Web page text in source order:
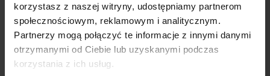
korzystasz z naszej witryny, udostępniamy partnerom
społecznościowym, reklamowym i analitycznym.
Partnerzy mogą połączyć te informacje z innymi danymi
otrzymanymi od Ciebie lub uzyskanymi podczas
korzystania z ich usług.